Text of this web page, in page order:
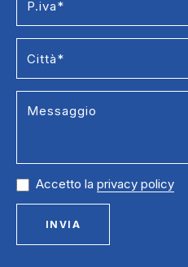
Accetto la privacy policy
INVIA